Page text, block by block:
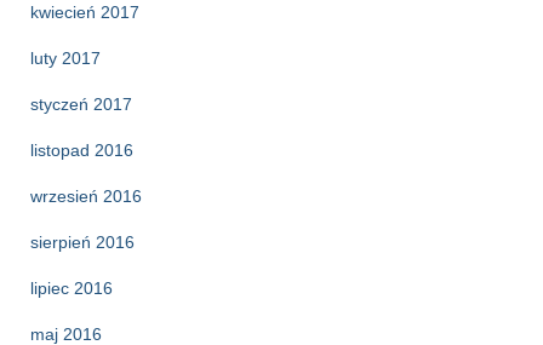
kwiecień 2017
luty 2017
styczeń 2017
listopad 2016
wrzesień 2016
sierpień 2016
lipiec 2016
maj 2016